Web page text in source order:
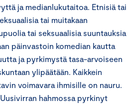
ja medianlukutaitoa. Etnisiä tai
tai muitakaan
tai seksuaalisia suuntauksia
päinvastoin komedian kautta
ja pyrkimystä tasa-arvoiseen
ylipäätään. Kaikkein
voimavara ihmisille on nauru.
hahmossa pyrkinyt